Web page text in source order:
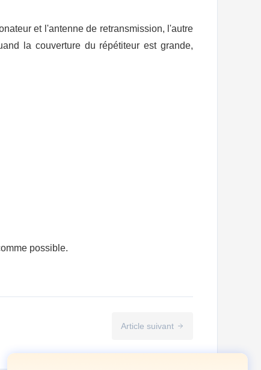
et l'antennede retransmission, l'autre
la couverture du répétiteur est grande,
possible.
Article suivant